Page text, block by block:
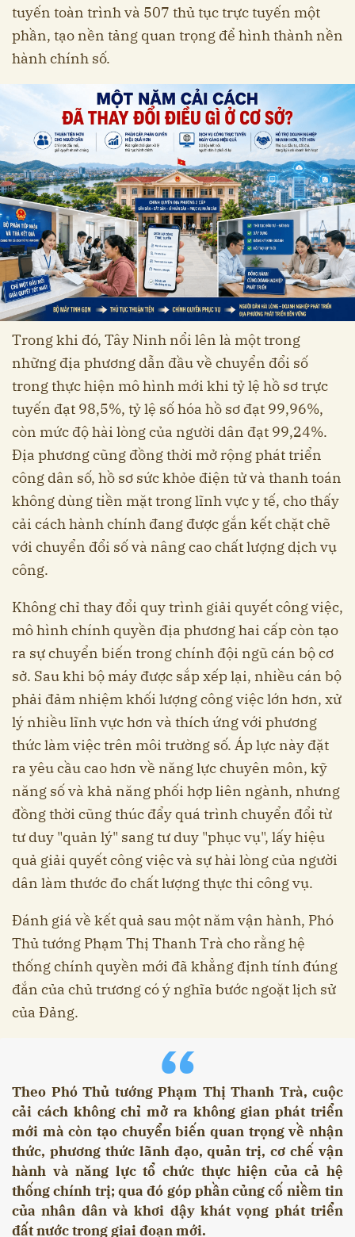
tuyến toàn trình và 507 thủ tục trực tuyến một
phần, tạo nền tảng quan trọng để hình thành nền
hành chính số.
Trong khi đó, Tây Ninh nổi lên là một trong
những địa phương dẫn đầu về chuyển đổi số
trong thực hiện mô hình mới khi tỷ lệ hồ sơ trực
tuyến đạt 98,5%, tỷ lệ số hóa hồ sơ đạt 99,96%,
còn mức độ hài lòng của người dân đạt 99,24%.
Địa phương cũng đồng thời mở rộng phát triển
công dân số, hồ sơ sức khỏe điện tử và thanh toán
không dùng tiền mặt trong lĩnh vực y tế, cho thấy
cải cách hành chính đang được gắn kết chặt chẽ
với chuyển đổi số và nâng cao chất lượng dịch vụ
công.
Không chỉ thay đổi quy trình giải quyết công việc,
mô hình chính quyền địa phương hai cấp còn tạo
ra sự chuyển biến trong chính đội ngũ cán bộ cơ
sở. Sau khi bộ máy được sắp xếp lại, nhiều cán bộ
phải đảm nhiệm khối lượng công việc lớn hơn, xử
lý nhiều lĩnh vực hơn và thích ứng với phương
thức làm việc trên môi trường số. Áp lực này đặt
ra yêu cầu cao hơn về năng lực chuyên môn, kỹ
năng số và khả năng phối hợp liên ngành, nhưng
đồng thời cũng thúc đẩy quá trình chuyển đổi từ
tư duy "quản lý" sang tư duy "phục vụ", lấy hiệu
quả giải quyết công việc và sự hài lòng của người
dân làm thước đo chất lượng thực thi công vụ.
Đánh giá về kết quả sau một năm vận hành, Phó
Thủ tướng Phạm Thị Thanh Trà cho rằng hệ
thống chính quyền mới đã khẳng định tính đúng
đắn của chủ trương có ý nghĩa bước ngoặt lịch sử
của Đảng.
“
Theo Phó Thủ tướng Phạm Thị Thanh Trà, cuộc
cải cách không chỉ mở ra không gian phát triển
mới mà còn tạo chuyển biến quan trọng về nhận
thức, phương thức lãnh đạo, quản trị, cơ chế vận
hành và năng lực tổ chức thực hiện của cả hệ
thống chính trị; qua đó góp phần củng cố niềm tin
của nhân dân và khơi dậy khát vọng phát triển
đất nước trong giai đoạn mới.